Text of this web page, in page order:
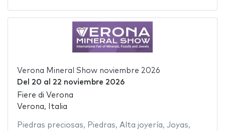
Verona Mineral Show noviembre 2026
Del 20 al 22 noviembre 2026
Fiere di Verona
Verona, Italia
Piedras preciosas, Piedras, Alta joyería, Joyas,